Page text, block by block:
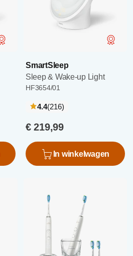
SmartSleep
Sleep & Wake-up Light
HF3654/01
4.4(216recensies
)
€ 219,99
In winkelwagen